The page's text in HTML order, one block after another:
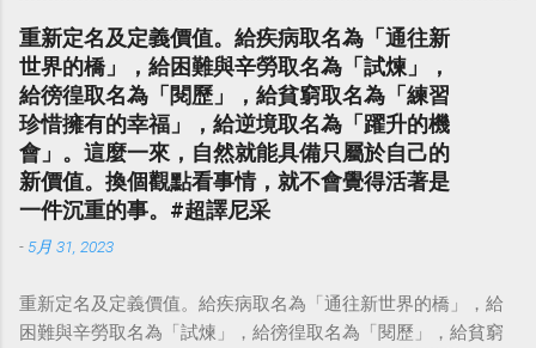
重新定名及定義價值。給疾病取名為「通往新
世界的橋」，給困難與辛勞取名為「試煉」，
給徬徨取名為「閱歷」，給貧窮取名為「練習
珍惜擁有的幸福」，給逆境取名為「躍升的機
會」。這麼一來，自然就能具備只屬於自己的
新價值。換個觀點看事情，就不會覺得活著是
一件沉重的事。#超譯尼采
- 5月 31, 2023
重新定名及定義價值。給疾病取名為「通往新世界的橋」，給
困難與辛勞取名為「試煉」，給徬徨取名為「閱歷」，給貧窮